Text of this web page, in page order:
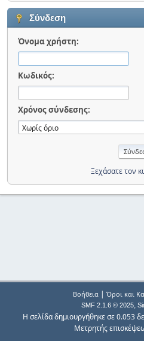
Σύνδεση
Όνομα χρήστη:
Κωδικός:
Χρόνος σύνδεσης:
Ξεχάσατε τον
Βοήθεια| Όροι και
SMF 2.1.6 © 2025,
Η σελίδα δημιουργήθηκε σε 0.053
Μετρητής